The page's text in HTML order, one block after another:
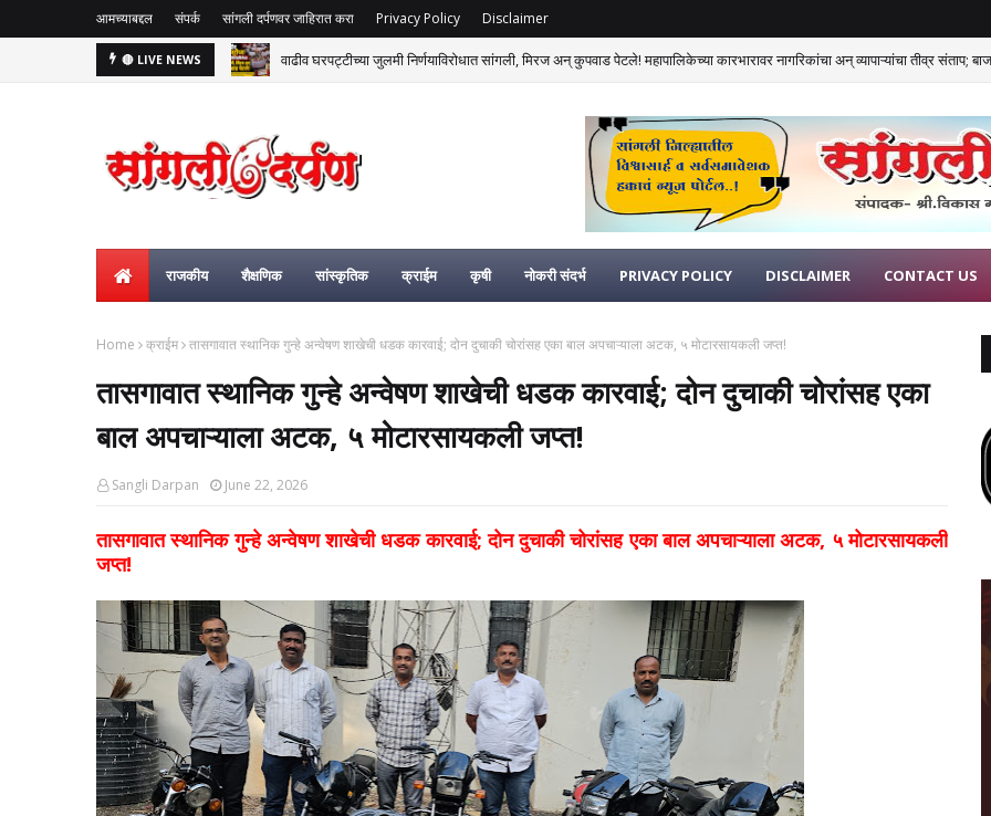
आमच्याबद्दल संपर्क सांगली दर्पणवर जाहिरात करा Privacy Policy Disclaimer
🔴 LIVE NEWS वाढीव घरपट्टीच्या जुलमी निर्णयाविरोधात सांगली, मिरज अन् कुपवाड पेटले! महापालिकेच्या कारभारावर नागरिकांचा अन् व्यापाऱ्यांचा तीव्र संताप;
राजकीय शैक्षणिक सांस्कृतिक क्राईम कृषी नोकरी संदर्भ PRIVACY POLICY DISCLAIMER CONTACT US
Home क्राईम तासगावात स्थानिक गुन्हे अन्वेषण शाखेची धडक कारवाई; दोन दुचाकी चोरांसह एका बाल अपचाऱ्याला अटक, ५ मोटारसायकली जप्त!
तासगावात स्थानिक गुन्हे अन्वेषण शाखेची धडक कारवाई; दोन दुचाकी चोरांसह एका
बाल अपचाऱ्याला अटक, ५ मोटारसायकली जप्त!
Sangli Darpan June 22, 2026
तासगावात स्थानिक गुन्हे अन्वेषण शाखेची धडक कारवाई; दोन दुचाकी चोरांसह एका बाल अपचाऱ्याला अटक, ५ मोटारसायकली
जप्त!